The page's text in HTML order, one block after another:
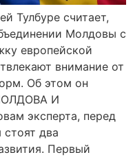
Тулбуре считает,
Молдовы с
европейской
внимание от
Об этом он
И
эксперта, перед
два
Первый